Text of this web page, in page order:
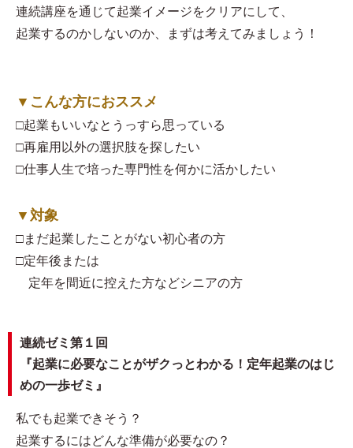
連続講座を通じて起業イメージをクリアにして、
起業するのかしないのか、まずは考えてみましょう！
▼こんな方におススメ
□起業もいいなとうっすら思っている
□再雇用以外の選択肢を探したい
□仕事人生で培った専門性を何かに活かしたい
▼対象
□まだ起業したことがない初心者の方
□定年後または
定年を間近に控えた方などシニアの方
連続ゼミ第１回
『起業に必要なことがザクっとわかる！定年起業のはじ
めの一歩ゼミ』
私でも起業できそう？
起業するにはどんな準備が必要なの？